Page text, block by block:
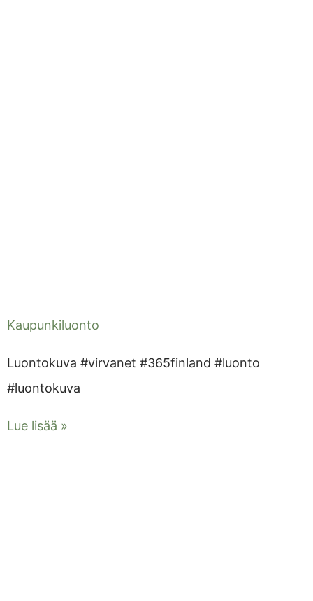
Kaupunkiluonto
Luontokuva #virvanet #365finland #luonto
#luontokuva
Lue lisää »